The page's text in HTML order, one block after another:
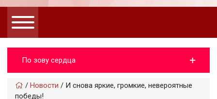
По зову сердца
/ Новости / И снова яркие, громкие, невероятные
победы!